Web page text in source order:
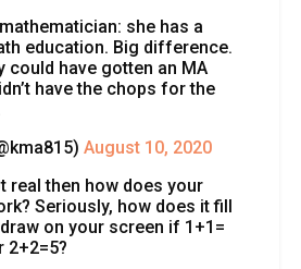
she has a
education. Big difference.
could have gotten an MA
have the chops for the
August 10, 2020
real then how does your
Seriously, how does it fill
on your screen if 1+1=
2+2=5?